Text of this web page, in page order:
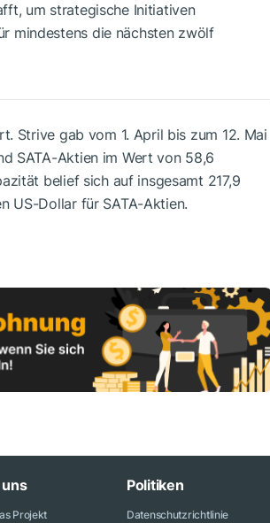
um strategische Initiativen
mindestens die nächsten zwölf
Strive gab vom 1. April bis zum 12. Mai
SATA-Aktien im Wert von 58,6
belief sich auf insgesamt 217,9
US-Dollar für SATA-Aktien.
Projekt
Politiken
Datenschutzrichtlinie